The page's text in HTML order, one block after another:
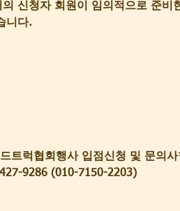
의 신청자 회원이 임의적으로 준비
니다.
트럭협회행사 입점신청 및 문의
9286 (010-7150-2203)